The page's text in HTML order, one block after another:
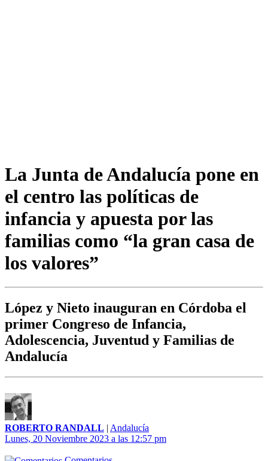
La Junta de Andalucía pone en
el centro las políticas de
infancia y apuesta por las
familias como “la gran casa de
los valores”
López y Nieto inauguran en Córdoba el
primer Congreso de Infancia,
Adolescencia, Juventud y Familias de
Andalucía
ROBERTO RANDALL | Andalucía
Lunes, 20 Noviembre 2023 a las 12:57 pm